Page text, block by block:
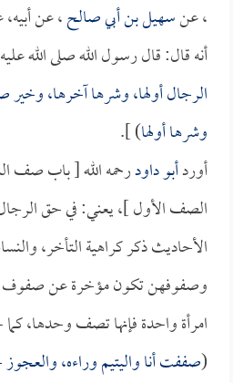
، عنسهيل بن أبي صالح، عن
أنه قال: قال رسول الله صلى الله
الرجال أولها، وشرها آخرها،
وشرها أولها) ].
أوردأبو داودرحمه الله [ باب صف
الصف الأول ]، يعني: في حق
الأحاديث ذكر كراهية التأخر،
وصفوفهن تكون مؤخرة عن صفوف
امرأة واحدة فإنها تصف وحدها،
(صففت أنا واليتيم وراءه،